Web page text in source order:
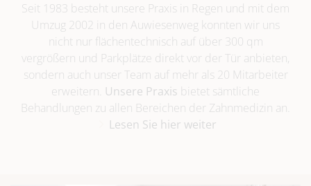
Seit 1983 besteht unsere Praxis in Regen und mit dem
Umzug 2002 in den Auwiesenweg konnten wir uns
nicht nur flächentechnisch auf über 300 qm
vergrößern und Parkplätze direkt vor der Tür anbieten,
sondern auch unser Team auf mehr als 20 Mitarbeiter
erweitern. Unsere Praxis bietet sämtliche
Behandlungen zu allen Bereichen der Zahnmedizin an.
Lesen Sie hier weiter